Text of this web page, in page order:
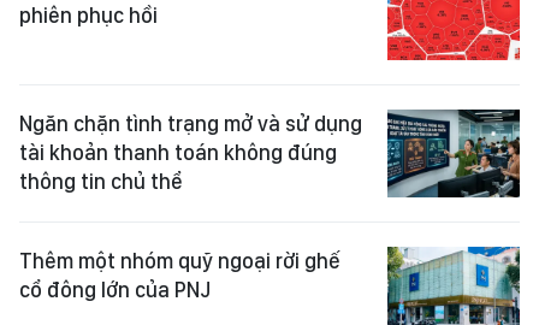
phiên phục hồi
Ngăn chặn tình trạng mở và sử dụng
tài khoản thanh toán không đúng
thông tin chủ thể
Thêm một nhóm quỹ ngoại rời ghế
cổ đông lớn của PNJ